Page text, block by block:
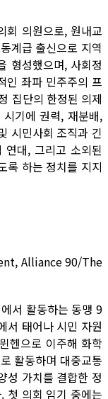
회 의원으로, 원내교
계급 출신으로 지역
형성했으며, 사회정
인 좌파 민주주의 프
집단의 한정된 의제
기에 권력, 재분배,
시민사회 조직과 긴
대, 그리고 소외된
록 하는 정치를 지지
Alliance 90/The
서 활동하는 동맹 9
서 태어나 시민 자원
헨으로 이주해 화학
활동하며 대중교통
성 가치를 결합한 정
첫 의회 임기 중에는